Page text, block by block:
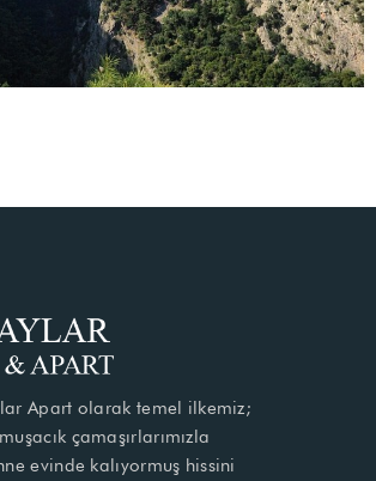
Apart olarak temel ilkemiz;
çamaşırlarımızla
evinde kalıyormuş hissini